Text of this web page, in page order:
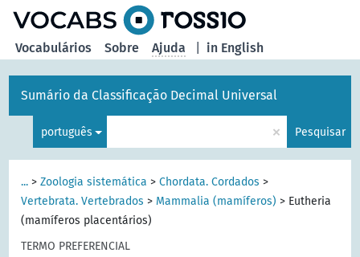
in English
Vocabulários Sobre Ajuda
Sumário da Classificação Decimal Universal
português × Pesquisar
... >Zoologia sistemática >Chordata. Cordados >
Vertebrata. Vertebrados > Mammalia (mamíferos) > Eutheria
(mamíferos placentários)
TERMO PREFERENCIAL